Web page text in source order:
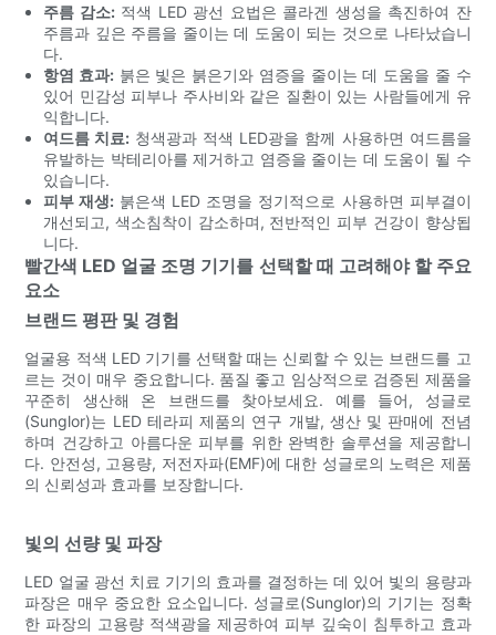
주름 감소:적색 LED 광선 요법은 콜라겐 생성을 촉진하여 잔
주름과 깊은 주름을 줄이는 데 도움이 되는 것으로 나타났습니
다.
항염 효과:붉은 빛은 붉은기와 염증을 줄이는 데 도움을 줄 수
있어 민감성 피부나 주사비와 같은 질환이 있는 사람들에게 유
익합니다.
여드름 치료: 청색광과 적색 LED광을 함께 사용하면 여드름을
유발하는 박테리아를 제거하고 염증을 줄이는 데 도움이 될 수
있습니다.
피부 재생: 붉은색 LED 조명을 정기적으로 사용하면 피부결이
개선되고, 색소침착이 감소하며, 전반적인 피부 건강이 향상됩
니다.
빨간색 LED 얼굴 조명 기기를 선택할 때 고려해야 할 주요
요소
브랜드 평판 및 경험
얼굴용 적색 LED 기기를 선택할 때는 신뢰할 수 있는 브랜드를 고
르는 것이 매우 중요합니다. 품질 좋고 임상적으로 검증된 제품을
꾸준히 생산해 온 브랜드를 찾아보세요. 예를 들어, 성글로
(Sunglor)는 LED 테라피 제품의 연구 개발, 생산 및 판매에 전념
하며 건강하고 아름다운 피부를 위한 완벽한 솔루션을 제공합니
다. 안전성, 고용량, 저전자파(EMF)에 대한 성글로의 노력은 제품
의 신뢰성과 효과를 보장합니다.
빛의 선량 및 파장
LED 얼굴 광선 치료 기기의 효과를 결정하는 데 있어 빛의 용량과
파장은 매우 중요한 요소입니다. 성글로(Sunglor)의 기기는 정확
한 파장의 고용량 적색광을 제공하여 피부 깊숙이 침투하고 효과